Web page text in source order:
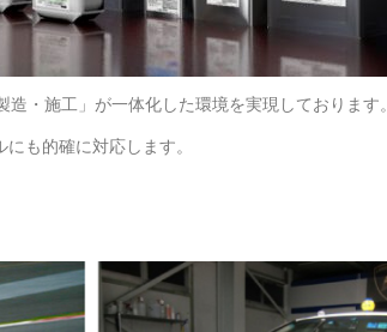
・施工」が一体化した環境を実現しております。
も的確に対応します。